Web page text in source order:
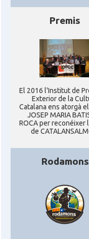
CAMON
CAMON
CAMON
Casal
Casal
Casal
Premis
El 2016 l'Institut de
Exterior de la
Catalana ens atorgà el
JOSEP MARIA
ROCA per reconéixer
de
Rodamons